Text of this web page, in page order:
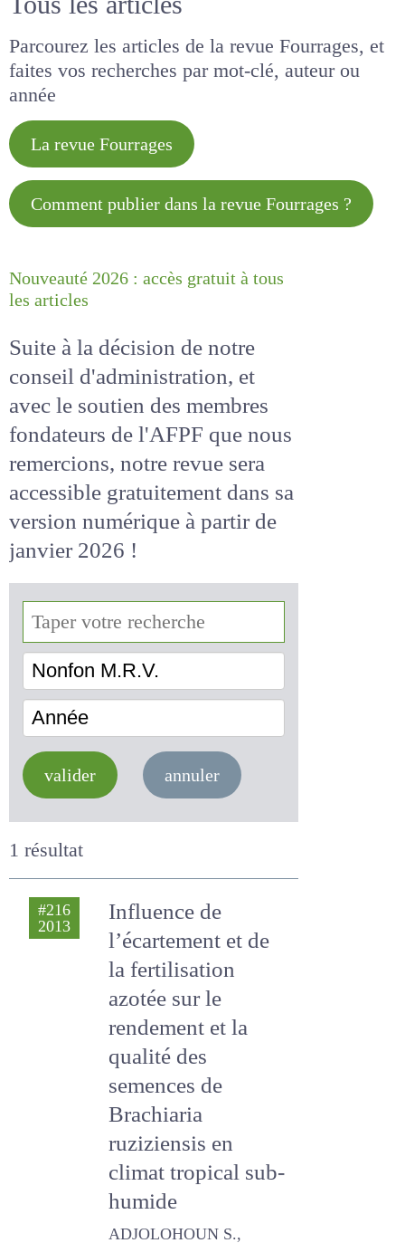
Parcourez les articles de la revue Fourrages, et
faites vos recherches par mot-clé, auteur ou
année
La revue Fourrages
Comment publier dans la revue
Nouveauté 2026 : accès gratuit à
Suite à la décision de notre
conseil d'administration, et
avec le soutien des membres
fondateurs de l'AFPF que nous
remercions, notre revue sera
accessiblegratuitementdans
sa version numérique
de janvier 2026 !
Nonfon M.R.V.
valider annuler
1 résultat
#216
Influence de
l’écartement et de
la fertilisation
azotée sur le
rendement et la
qualité des
semences de
Brachiaria
ruziziensis en
climat tropical
sub-humide